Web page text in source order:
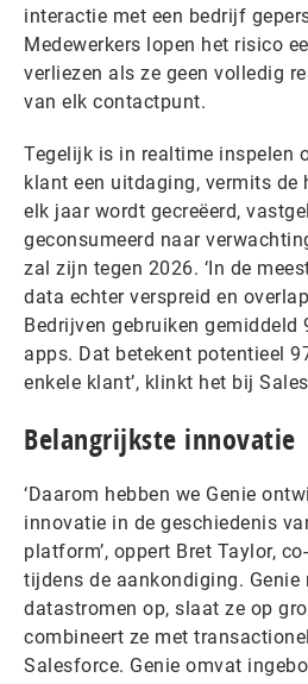
interactie met een bedrijf
Medewerkers lopen het risico
verliezen als ze geen volledig
van elk contactpunt.
Tegelijk is in realtime inspelen
klant een uitdaging, vermits de
elk jaar wordt gecreëerd,
geconsumeerd naar
zal zijn tegen 2026. ‘In de
data echter verspreid en
Bedrijven gebruiken gemiddeld
apps. Dat betekent potentieel
enkele klant’, klinkt het bij
Belangrijkste innovatie
‘Daarom hebben we Genie
innovatie in de geschiedenis
platform’, oppert Bret Taylor,
tijdens de aankondiging. Genie
datastromen op, slaat ze op
combineert ze met
Salesforce. Genie omvat